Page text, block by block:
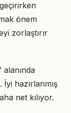
önem
zorlaştırır
İyi hazırlanmış
net kılıyor.